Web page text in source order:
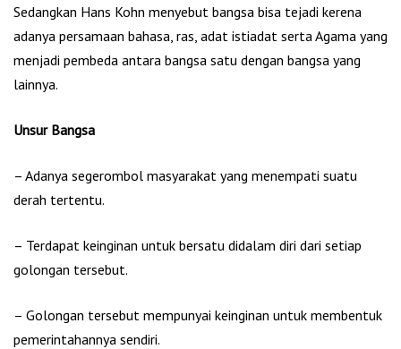
Sedangkan Hans Kohn menyebut bangsa bisa tejadi kerena
adanya persamaan bahasa, ras, adat istiadat serta Agama yang
menjadi pembeda antara bangsa satu dengan bangsa yang
lainnya.
Unsur Bangsa
– Adanya segerombol masyarakat yang menempati suatu
derah tertentu.
– Terdapat keinginan untuk bersatu didalam diri dari setiap
golongan tersebut.
– Golongan tersebut mempunyai keinginan untuk membentuk
pemerintahannya sendiri.